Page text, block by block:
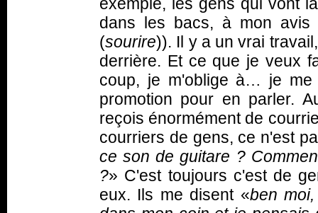
dans les bacs, à mon
(sourire)). Il y a un vrai
derrière. Et ce que je veux
coup, je m'oblige à… je me
promotion pour en parler.
reçois énormément de
courriers de gens, ce n'est
ce son de guitare ?
?» C'est toujours c'est de
eux. Ils me disent «ben